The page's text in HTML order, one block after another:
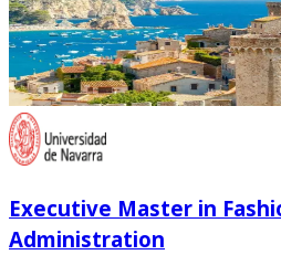
Executive Master in
Administration